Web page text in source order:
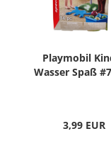
Playmobil
Wasser Spaß
3,99 EUR